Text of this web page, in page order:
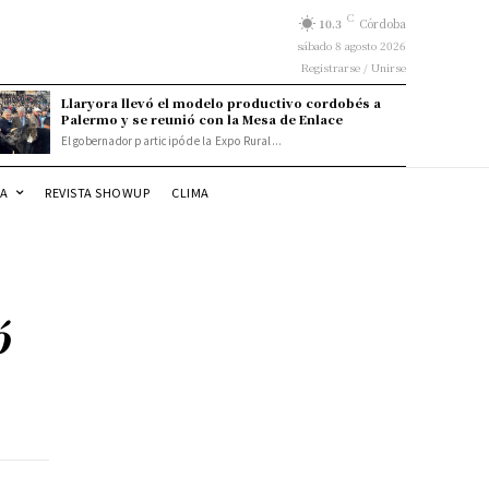
10.3 C Córdoba
sábado 8 agosto 2026
Registrarse / Unirse
Llaryora llevó el modelo productivo cordobés a
Palermo y se reunió con la Mesa de Enlace
El gobernador participó de la Expo Rural...
REVISTA SHOWUP CLIMA